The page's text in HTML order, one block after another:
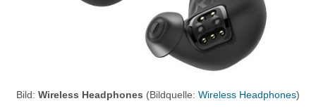
Bild: Wireless Headphones (Bildquelle: Wireless Headphones)